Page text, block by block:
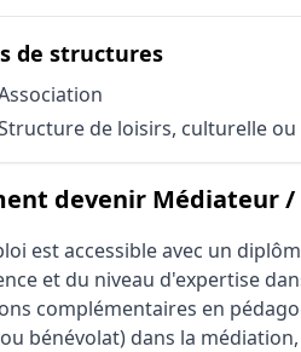
de travail et risques
structures
spécifiques
spécifiques
de structuresdu métier
:
:
de loisirs, culturelle
devenir Médiateur
est accessible avec un
et du niveau d'expertise
complémentaires en
bénévolat) dans la